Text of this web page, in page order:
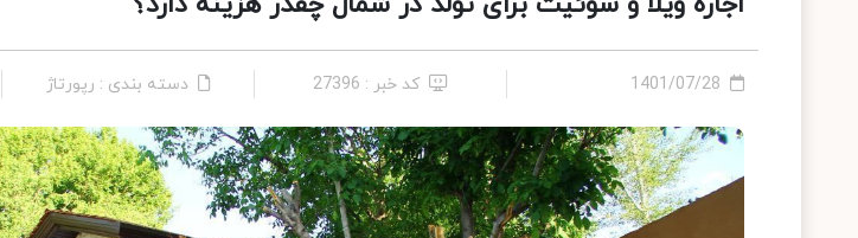
1401/07/28 کد خبر : 27396 دسته بندی : رپورتاژ